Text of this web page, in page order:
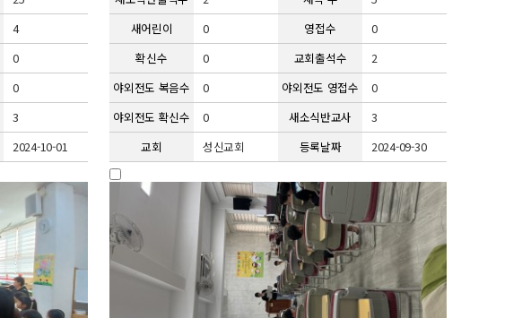
4
0
0
3
2024-10-01
새어린이
0 영접수
0
확신수
0 교회출석수
2
야외전도 복음수
0 야외전도 영접수
0
야외전도 확신수
0 새소식반교사
3
교회
성신교회 등록날짜 2024-09-30